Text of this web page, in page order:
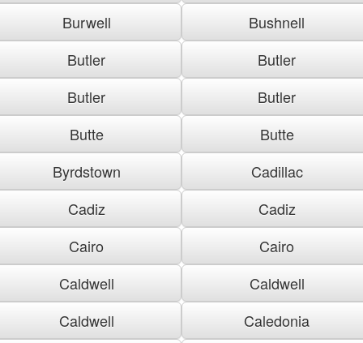
Burwell
Bushnell
Butler
Butler
Butler
Butler
Butte
Butte
Byrdstown
Cadillac
Cadiz
Cadiz
Cairo
Cairo
Caldwell
Caldwell
Caldwell
Caledonia